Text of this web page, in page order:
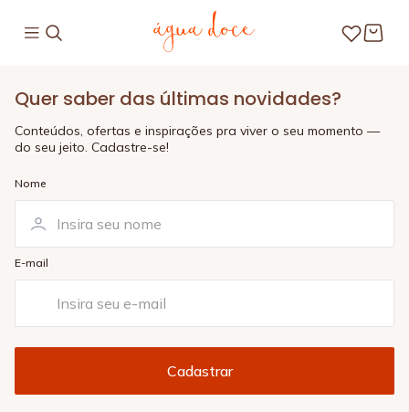
Quer saber das últimas novidades?
Conteúdos, ofertas e inspirações pra viver o seu momento —
do seu jeito. Cadastre-se!
Nome
E-mail